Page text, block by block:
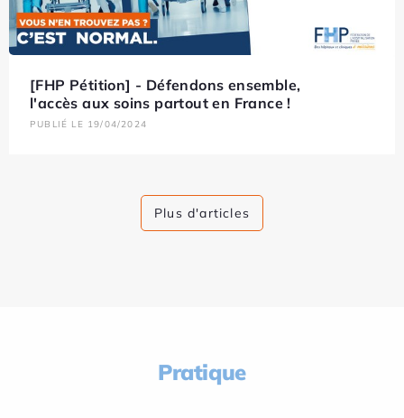
[FHP Pétition] - Défendons ensemble,
l'accès aux soins partout en France !
PUBLIÉ LE 19/04/2024
Plus d'articles
Pratique